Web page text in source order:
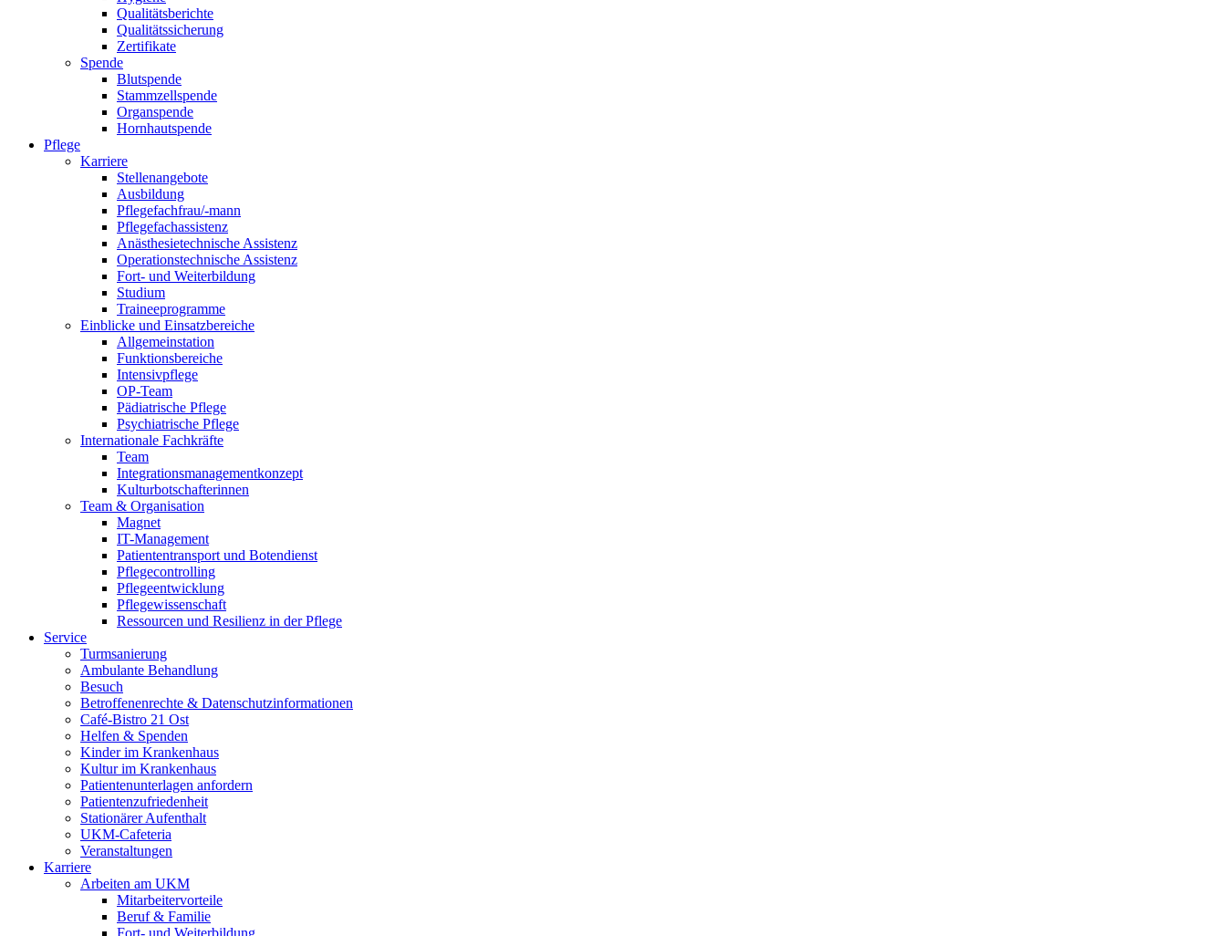
Qualitätsberichte
Qualitätssicherung
Zertifikate
Spende
Blutspende
Stammzellspende
Organspende
Hornhautspende
Pflege
Karriere
Stellenangebote
Ausbildung
Pflegefachfrau/-mann
Pflegefachassistenz
Anästhesietechnische Assistenz
Operationstechnische Assistenz
Fort- und Weiterbildung
Studium
Traineeprogramme
Einblicke und Einsatzbereiche
Allgemeinstation
Funktionsbereiche
Intensivpflege
OP-Team
Pädiatrische Pflege
Psychiatrische Pflege
Internationale Fachkräfte
Team
Integrationsmanagementkonzept
Kulturbotschafterinnen
Team & Organisation
Magnet
IT-Management
Patiententransport und Botendienst
Pflegecontrolling
Pflegeentwicklung
Pflegewissenschaft
Ressourcen und Resilienz in der Pflege
Service
Turmsanierung
Ambulante Behandlung
Besuch
Betroffenenrechte & Datenschutzinformationen
Café-Bistro 21 Ost
Helfen & Spenden
Kinder im Krankenhaus
Kultur im Krankenhaus
Patientenunterlagen anfordern
Patientenzufriedenheit
Stationärer Aufenthalt
UKM-Cafeteria
Veranstaltungen
Karriere
Arbeiten am UKM
Mitarbeitervorteile
Beruf & Familie